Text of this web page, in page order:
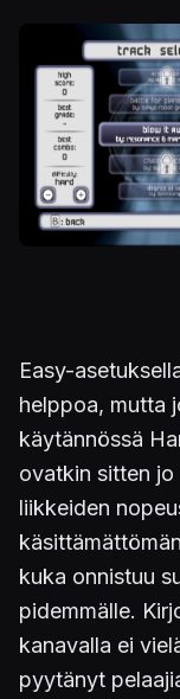
Easy-
helppoa, mutta
käytännössä
ovatkin sitten jo
liikkeiden
kuka onnistuu
pidemmälle.
kanavalla ei
pyytänyt